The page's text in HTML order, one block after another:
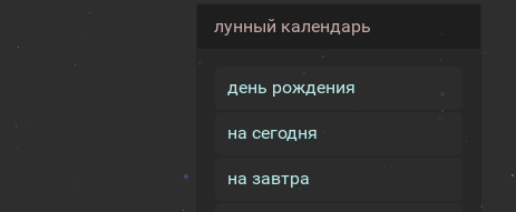
лунный календарь
день рождения
на сегодня
на завтра